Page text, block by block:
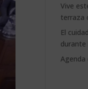
Vive
terraza
El
durante
Agenda